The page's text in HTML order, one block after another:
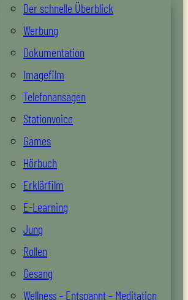
Der schnelle Überblick
Werbung
Dokumentation
Imagefilm
Telefonansagen
Stationvoice
Games
Hörbuch
Erklärfilm
E-Learning
Jung
Rollen
Gesang
Wellness – Entspannt – Meditation